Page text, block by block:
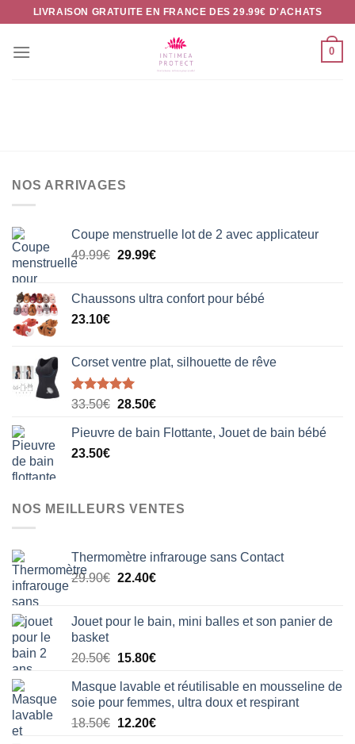
Passer
contenu
LIVRAISON GRATUITE EN FRANCE DES 29.99€ D'ACHATS
0
NOS ARRIVAGES
Coupe menstruelle lot de 2 avec applicateur
49.99€ Le
était :
29.99€Le
est :
Chaussons ultra confort pour bébé
23.10€
Corset ventre plat, silhouette de rêve
Note5.00
33.50€ Le
initial
28.50€Le
actuel
Pieuvre de bain Flottante, Jouet de bain bébé
23.50€
NOS MEILLEURS VENTES
Thermomètre infrarouge sans Contact
29.90€ Le
était :
22.40€Le
est :
Jouet pour le bain, mini balles et son panier de
basket
20.50€ Le
initial
était :
20.50€.
15.80€Le
actuel
est :
15.80€.
Masque lavable et réutilisable en mousseline de
soie pour femmes, ultra doux et respirant
18.50€ Le
12.20€Le